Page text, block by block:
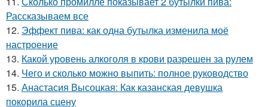
Рассказываем все
12. Эффект пива: как одна бутылка изменила моё
настроение
13. Какой уровень алкоголя в крови разрешен за рулем
14. Чего и сколько можно выпить: полное руководство
15. Анастасия Высоцкая: Как казанская девушка
покорила сцену